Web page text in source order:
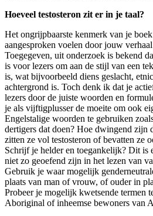
Hoeveel testosteron zit er in je taal?
Het ongrijpbaarste kenmerk van je
aangesproken voelen door jouw
Toegegeven, uit onderzoek is bekend
is voor lezers om aan de stijl van een
is, wat bijvoorbeeld diens geslacht,
achtergrond is. Toch denk ik dat je
lezers door de juiste woorden en
je als vijftigplusser de moeite om ook
Engelstalige woorden te gebruiken
dertigers dat doen? Hoe dwingend zijn
zitten ze vol testosteron of bevatten ze
Schrijf je helder en toegankelijk? Dit is
niet zo geoefend zijn in het lezen van
Gebruik je waar mogelijk
plaats van man of vrouw, of ouder in
Probeer je mogelijk kwetsende termen
Aboriginal of inheemse bewoners van